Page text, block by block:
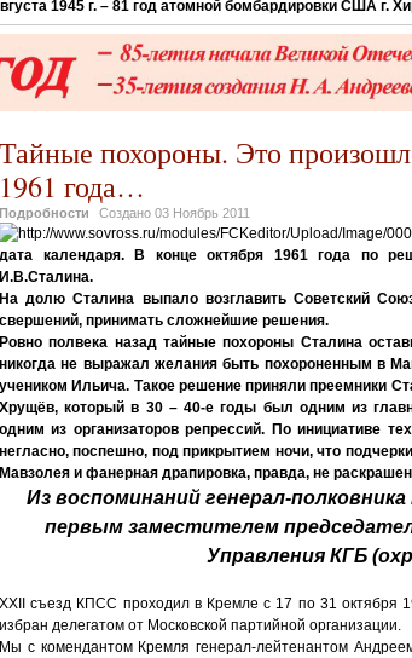
г. – 81 год атомной бомбардировки США г. Хиросима
Тайные похороны. Это
1961 года…
Подробности Создано 03 Ноябрь 2011
дата календаря. В конце октября 1961 года по
И.В.Сталина.
На долю Сталина выпало возглавить Советский
свершений, принимать сложнейшие решения.
Ровно полвека назад тайные похороны Сталина
никогда не выражал желания быть похороненным в
учеником Ильича. Такое решение приняли преемники
Хрущёв, который в 30 – 40-е годы был одним из
одним из организаторов репрессий. По инициативе
негласно, поспешно, под прикрытием ночи, что
Мавзолея и фанерная драпировка, правда, не
Из воспоминаний генерал-
первым заместителем
Управления КГБ
ХХII съезд КПСС проходил в Кремле с 17 по 31 октября
избран делегатом от Московской партийной организации.
Мы с комендантом Кремля генерал-лейтенантом